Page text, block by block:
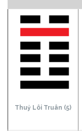
Thuỷ Lôi Truân (5)